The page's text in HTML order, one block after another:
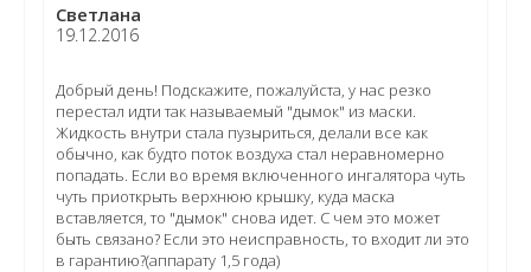
Светлана
19.12.2016
Добрый день! Подскажите, пожалуйста, у нас резко
перестал идти так называемый "дымок" из маски.
Жидкость внутри стала пузыриться, делали все как
обычно, как будто поток воздуха стал неравномерно
попадать. Если во время включенного ингалятора чуть
чуть приоткрыть верхнюю крышку, куда маска
вставляется, то "дымок" снова идет. С чем это может
быть связано? Если это неисправность, то входит ли это
в гарантию?(аппарату 1,5 года)